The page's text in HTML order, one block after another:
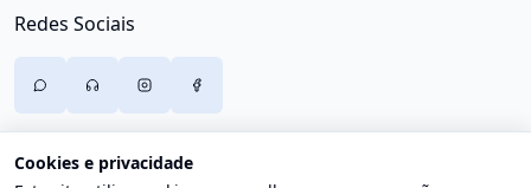
Redes Sociais
Cookies e privacidade